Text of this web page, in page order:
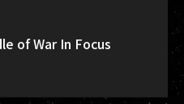
of War In Focus